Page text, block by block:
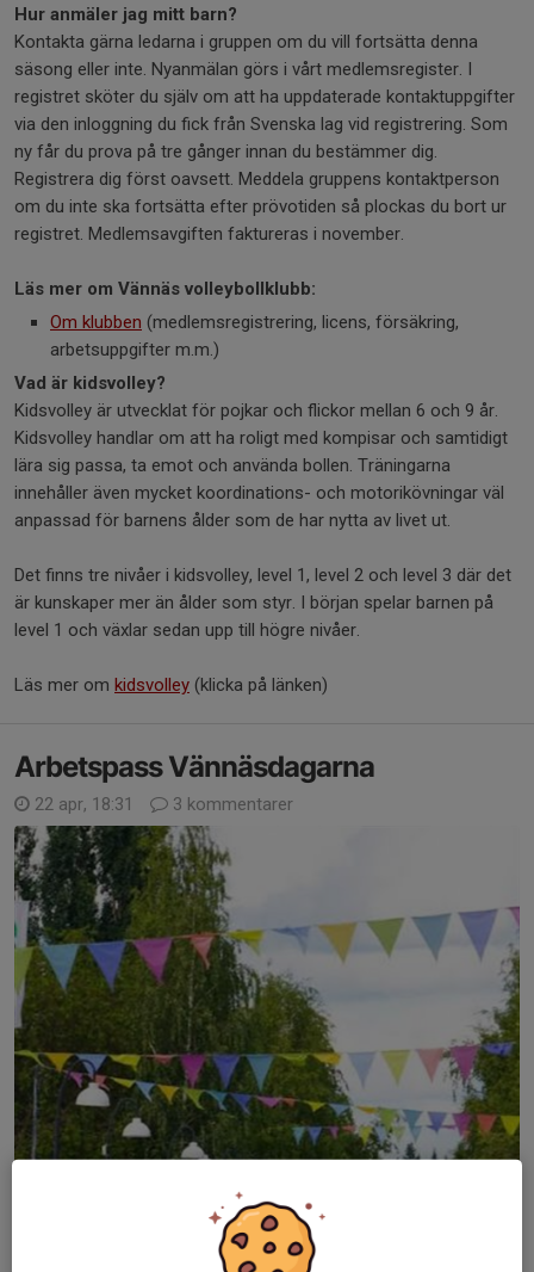
Hur anmäler jag mitt barn?
Kontakta gärna ledarna i gruppen om du vill fortsätta denna
säsong eller inte. Nyanmälan görs i vårt medlemsregister. I
registret sköter du själv om att ha uppdaterade kontaktuppgifter
via den inloggning du fick från Svenska lag vid registrering. Som
ny får du prova på tre gånger innan du bestämmer dig.
Registrera dig först oavsett. Meddela gruppens kontaktperson
om du inte ska fortsätta efter prövotiden så plockas du bort ur
registret. Medlemsavgiften faktureras i november.
Läs mer om Vännäs volleybollklubb:
Om klubben (medlemsregistrering, licens, försäkring,
arbetsuppgifter m.m.)
Vad är kidsvolley?
Kidsvolley är utvecklat för pojkar och flickor mellan 6 och 9 år.
Kidsvolley handlar om att ha roligt med kompisar och samtidigt
lära sig passa, ta emot och använda bollen. Träningarna
innehåller även mycket koordinations- och motorikövningar väl
anpassad för barnens ålder som de har nytta av livet ut.
Det finns tre nivåer i kidsvolley, level 1, level 2 och level 3 där det
är kunskaper mer än ålder som styr. I början spelar barnen på
level 1 och växlar sedan upp till högre nivåer.
Läs mer om kidsvolley (klicka på länken)
Arbetspass Vännäsdagarna
22 apr, 18:31 3 kommentarer